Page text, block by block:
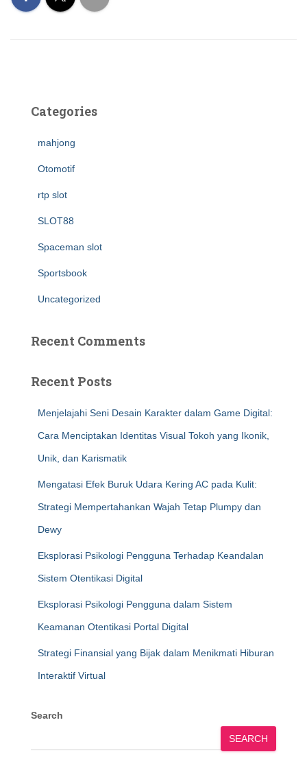
Categories
mahjong
Otomotif
rtp slot
SLOT88
Spaceman slot
Sportsbook
Uncategorized
Recent Comments
Recent Posts
Menjelajahi Seni Desain Karakter dalam Game Digital:
Cara Menciptakan Identitas Visual Tokoh yang Ikonik,
Unik, dan Karismatik
Mengatasi Efek Buruk Udara Kering AC pada Kulit:
Strategi Mempertahankan Wajah Tetap Plumpy dan
Dewy
Eksplorasi Psikologi Pengguna Terhadap Keandalan
Sistem Otentikasi Digital
Eksplorasi Psikologi Pengguna dalam Sistem
Keamanan Otentikasi Portal Digital
Strategi Finansial yang Bijak dalam Menikmati Hiburan
Interaktif Virtual
Search
SEARCH